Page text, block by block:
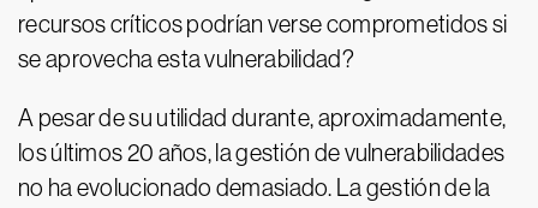
recursos críticos podrían verse comprometidos si
se aprovecha esta vulnerabilidad?
A pesar de su utilidad durante, aproximadamente,
los últimos 20 años, la gestión de vulnerabilidades
no ha evolucionado demasiado. La gestión de la